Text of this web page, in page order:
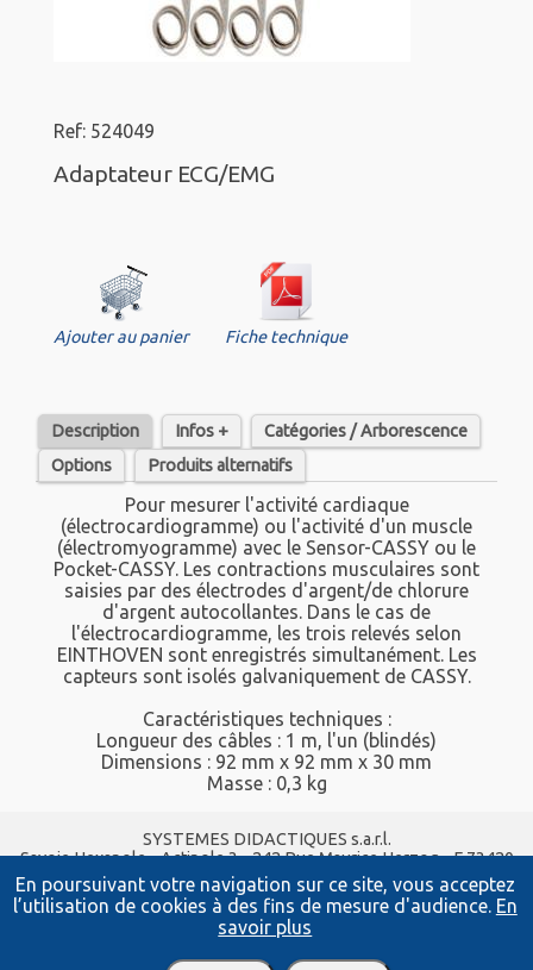
En poursuivant votre navigation sur ce site, vous acceptez
l’utilisation de cookies à des fins de mesure d'audience. En
savoir plus
Ref: 524049
Adaptateur ECG/EMG
Ajouter au panier Fiche technique
Description Infos +
Catégories / Arborescence
Options
Produits alternatifs
Pour mesurer l'activité cardiaque
(électrocardiogramme) ou l'activité d'un muscle
(électromyogramme) avec le Sensor-CASSY ou le
Pocket-CASSY. Les contractions musculaires sont
saisies par des électrodes d'argent/de chlorure
d'argent autocollantes. Dans le cas de
l'électrocardiogramme, les trois relevés selon
EINTHOVEN sont enregistrés simultanément. Les
capteurs sont isolés galvaniquement de CASSY.
Caractéristiques techniques :
Longueur des câbles : 1 m, l'un (blindés)
Dimensions : 92 mm x 92 mm x 30 mm
Masse : 0,3 kg
SYSTEMES DIDACTIQUES s.a.r.l.
Savoie Hexapole - Actipole 3 - 242 Rue Maurice Herzog - F 73420
VIVIERS DU LAC
Tel : 04 56 42 80 70| Fax :04 56 42 80 71
xavier.granjon@systemes-didactiques.fr
systemes-didactiques.fr